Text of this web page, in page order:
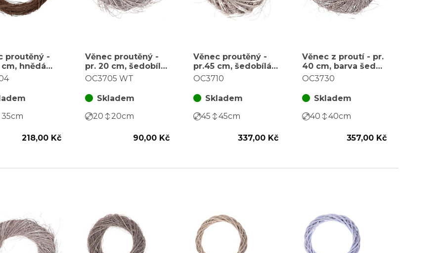
proutěný -
cm, hnědá
35cm
218,00 Kč
Věnec proutěný -
pr. 20 cm, šedobílá
barva
OC3705 WT
Skladem
20
20cm
90,00 Kč
Věnec proutěný -
pr.45 cm, šedobílá
barva
OC3710
Skladem
45
45cm
337,00 Kč
Věnec z proutí - pr.
40 cm, barva šedo-
bílá
OC3730
Skladem
40
40cm
357,00 Kč